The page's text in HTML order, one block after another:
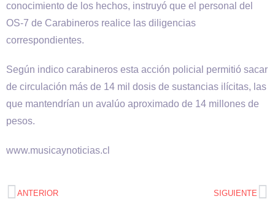
conocimiento de los hechos, instruyó que el personal del
OS-7 de Carabineros realice las diligencias
correspondientes.
Según indico carabineros esta acción policial permitió sacar
de circulación más de 14 mil dosis de sustancias ilícitas, las
que mantendrían un avalúo aproximado de 14 millones de
pesos.
www.musicaynoticias.cl
ANTERIOR SIGUIENTE